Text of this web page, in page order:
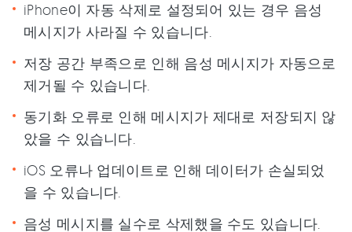
iPhone이 자동 삭제로 설정되어 있는 경우 음성
메시지가 사라질 수 있습니다.
저장 공간 부족으로 인해 음성 메시지가 자동으로
제거될 수 있습니다.
동기화 오류로 인해 메시지가 제대로 저장되지 않
았을 수 있습니다.
iOS 오류나 업데이트로 인해 데이터가 손실되었
을 수 있습니다.
음성 메시지를 실수로 삭제했을 수도 있습니다.